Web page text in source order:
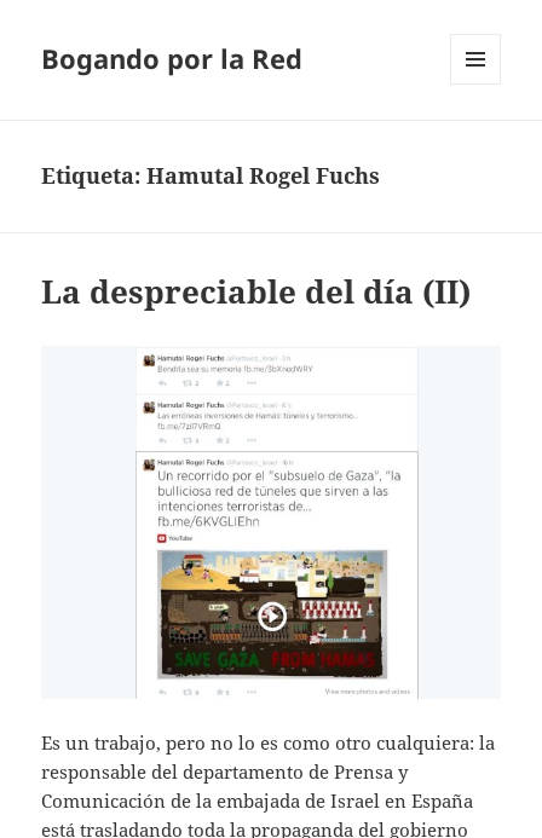
Bogando por la Red
Etiqueta:Hamutal Rogel Fuchs
La despreciable del día (II)
Es un trabajo, pero no lo es como otro cualquiera: la
responsable del departamento de Prensa y
Comunicación de la embajada de Israel en España
está trasladando toda la propaganda del gobierno